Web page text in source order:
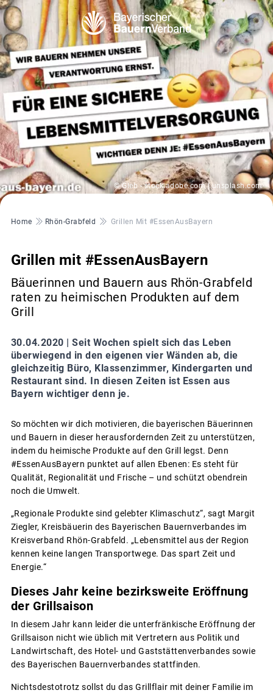
© Gleb - stock.adobe.com | unsplash.com
Pfadnavigation
Home Rhön-Grabfeld Grillen Mit #EssenAusBayern
Grillen mit #EssenAusBayern
Bäuerinnen und Bauern aus Rhön-Grabfeld
raten zu heimischen Produkten auf dem
Grill
30.04.2020 | Seit Wochen spielt sich das Leben
überwiegend in den eigenen vier Wänden ab, die
gleichzeitig Büro, Klassenzimmer, Kindergarten und
Restaurant sind. In diesen Zeiten ist Essen aus
Bayern wichtiger denn je.
So möchten wir dich motivieren, die bayerischen Bäuerinnen
und Bauern in dieser herausfordernden Zeit zu unterstützen,
indem du heimische Produkte auf den Grill legst. Denn
#EssenAusBayern punktet auf allen Ebenen: Es steht für
Qualität, Regionalität und Frische – und schützt obendrein
noch die Umwelt.
„Regionale Produkte sind gelebter Klimaschutz“, sagt Margit
Ziegler, Kreisbäuerin des Bayerischen Bauernverbandes im
Kreisverband Rhön-Grabfeld. „Lebensmittel aus der Region
kennen keine langen Transportwege. Das spart Zeit und
Energie.“
Dieses Jahr keine bezirksweite Eröffnung
der Grillsaison
In diesem Jahr kann leider die unterfränkische Eröffnung der
Grillsaison nicht wie üblich mit Vertretern aus Politik und
Landwirtschaft, des Hotel- und Gaststättenverbandes sowie
des Bayerischen Bauernverbandes stattfinden.
Nichtsdestotrotz sollst du das Grillflair mit deiner Familie im